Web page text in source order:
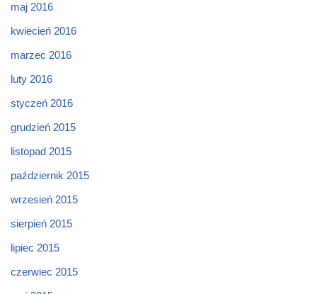
maj 2016
kwiecień 2016
marzec 2016
luty 2016
styczeń 2016
grudzień 2015
listopad 2015
październik 2015
wrzesień 2015
sierpień 2015
lipiec 2015
czerwiec 2015